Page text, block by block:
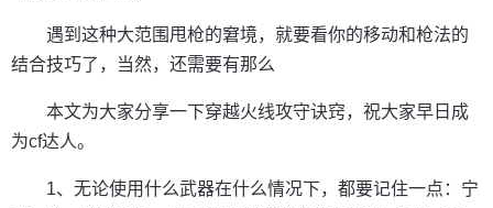
遇到这种大范围甩枪的窘境，就要看你的移动和枪法的
结合技巧了，当然，还需要有那么
本文为大家分享一下穿越火线攻守诀窍，祝大家早日成
为cf达人。
1、无论使用什么武器在什么情况下，都要记住一点：宁